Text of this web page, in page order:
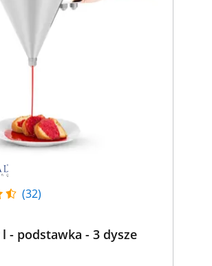
(32)
l - podstawka - 3 dysze